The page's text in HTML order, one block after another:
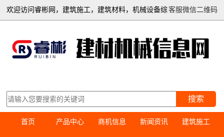
客服微信二维码
欢迎访问睿彬网，建筑施工，建筑材料，机械设备综
搜索
首页 产品中心 商机信息 新闻资讯 建筑施工